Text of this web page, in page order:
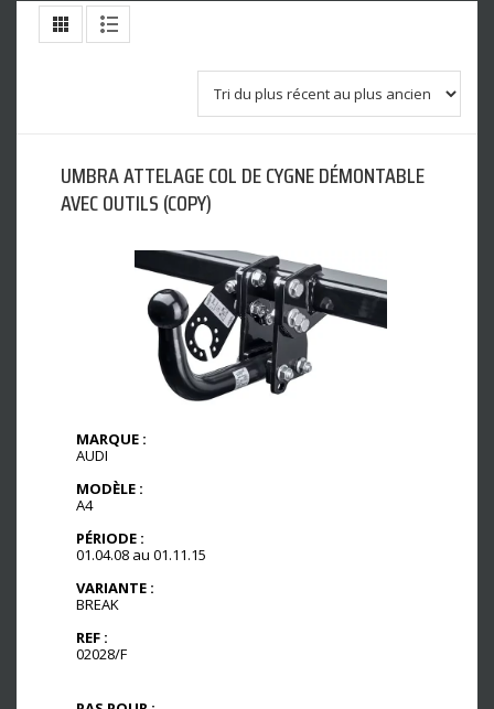
UMBRA ATTELAGE COL DE CYGNE DÉMONTABLE
AVEC OUTILS (COPY)
MARQUE :
AUDI
MODÈLE :
A4
PÉRIODE :
01.04.08 au 01.11.15
VARIANTE :
BREAK
REF :
02028/F